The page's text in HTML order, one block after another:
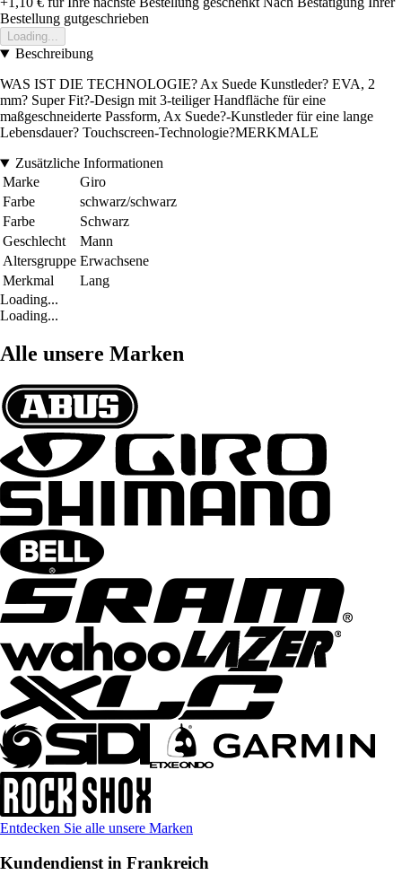
Bestellung gutgeschrieben
Loading...
Beschreibung
WAS IST DIE TECHNOLOGIE? Ax Suede Kunstleder? EVA, 2
mm? Super Fit?-Design mit 3-teiliger Handfläche für eine
maßgeschneiderte Passform, Ax Suede?-Kunstleder für eine lange
Lebensdauer? Touchscreen-Technologie?MERKMALE
Zusätzliche Informationen
Marke
Giro
Farbe
schwarz/schwarz
Farbe
Schwarz
Geschlecht
Mann
Altersgruppe Erwachsene
Merkmal
Lang
Loading...
Loading...
Alle unsere Marken
Entdecken Sie alle unsere Marken
Kundendienst in Frankreich